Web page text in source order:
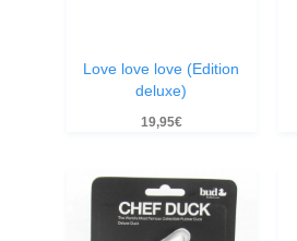
Love love love (Edition
deluxe)
19,95€